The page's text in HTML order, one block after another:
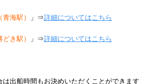
海駅） 」⇒詳細についてはこちら
き駅） 」⇒詳細についてはこちら
は出船時間もお決めいただくことができます